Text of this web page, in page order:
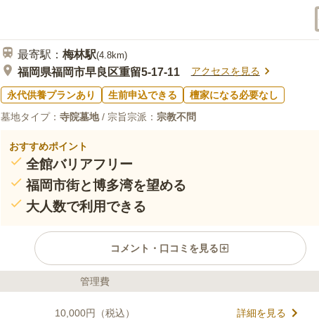
最寄駅： 梅林駅(4.8km)
福岡県福岡市早良区重留5-17-11 アクセスを見る
永代供養プランあり 生前申込できる
檀家になる必要なし
墓地タイプ： 寺院墓地/ 宗旨宗派： 宗教不問
おすすめポイント
全館バリアフリー
福岡市街と博多湾を望める
大人数で利用できる
コメント・口コミを見る
ライフドット編集部のコメント
す。屋外の光をいっぱいに取り込む設計の建物は、明るく、ま
管理費
10,000円（税込） 詳細を見る